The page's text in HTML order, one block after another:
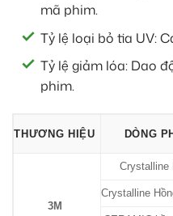
mã phim.
Tỷ lệ loại bỏ tia UV:
Tỷ lệ giảm lóa: Dao
phim.
THƯƠNG HIỆU DÒNG
3M
Crystalline
Crystalline